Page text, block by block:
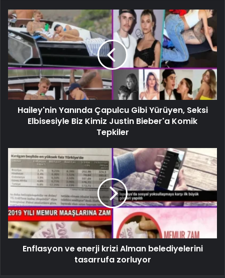
Hailey'nin Yanında Çapulcu Gibi Yürüyen, Seksi
Elbisesiyle Biz Kimiz Justin Bieber'a Komik
Tepkiler
Enflasyon ve enerji krizi Alman belediyelerini
tasarrufa zorluyor